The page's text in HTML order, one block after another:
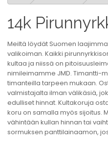
14k
Meiltä löydät Suomen
valikoiman. Kaikki
kultaa ja niissä on
nimileimamme JMD. Timantti-
timanteilla tarpeen mukaan.
valmistajalta ilman välikäsiä,
edulliset hinnat. Kultakoruja
koru on samalla myös sijoitus.
vähintään kullan hinnan tai
sormuksen panttilainaamon,